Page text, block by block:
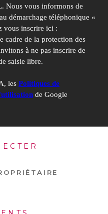
Nous vous informons de
démarchage téléphonique «
vous inscrire ici :
cadre de la protection des
à ne pas inscrire de
saisie libre.
les Politiques de
de Google